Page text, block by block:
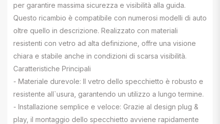
per garantire massima sicurezza e visibilità alla guida.
Questo ricambio è compatibile con numerosi modelli di auto
oltre quello in descrizione. Realizzato con materiali
resistenti con vetro ad alta definizione, offre una visione
chiara e stabile anche in condizioni di scarsa visibilità.
Caratteristiche Principali
- Materiale durevole: Il vetro dello specchietto è robusto e
resistente all`usura, garantendo un utilizzo a lungo termine.
- Installazione semplice e veloce: Grazie al design plug &
play, il montaggio dello specchietto avviene rapidamente